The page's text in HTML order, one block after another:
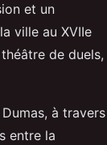
et un
ville au XVIIe
de duels,
à travers
entre la